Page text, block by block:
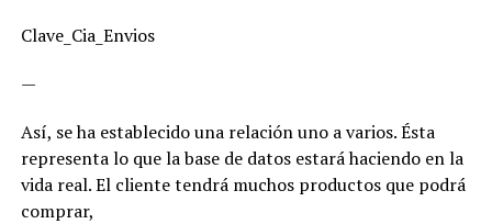
Clave_Cia_Envios
—
Así, se ha establecido una relación uno a varios. Ésta
representa lo que la base de datos estará haciendo en la
vida real. El cliente tendrá muchos productos que podrá
comprar,